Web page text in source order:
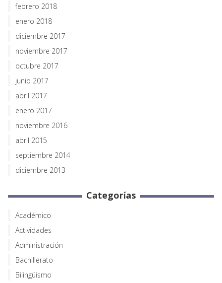
febrero 2018
enero 2018
diciembre 2017
noviembre 2017
octubre 2017
junio 2017
abril 2017
enero 2017
noviembre 2016
abril 2015
septiembre 2014
diciembre 2013
Categorías
Académico
Actividades
Administración
Bachillerato
Bilingüismo